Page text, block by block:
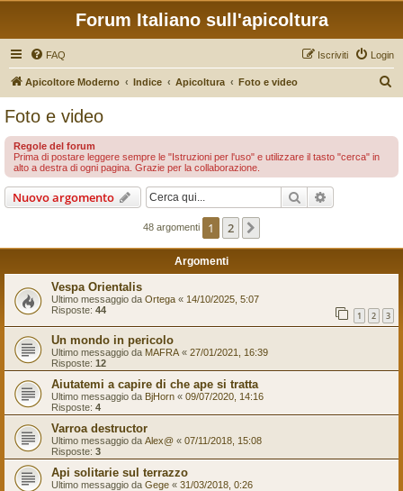
Forum Italiano sull'apicoltura
FAQ Login
Iscriviti
Apicoltore Moderno Indice Apicoltura Foto e video
Foto e video
Regole del forum
Prima di postare leggere sempre le "Istruzioni per l'uso" e utilizzare il tasto "cerca" in
alto a destra di ogni pagina. Grazie per la collaborazione.
Nuovo argomento Cerca
48 argomenti 1 2
Argomenti
Vespa Orientalis
Ultimo messaggio da Ortega « 14/10/2025, 5:07
Risposte: 44 1 2 3
Un mondo in pericolo
Ultimo messaggio da MAFRA « 27/01/2021, 16:39
Risposte: 12
Aiutatemi a capire di che ape si tratta
Ultimo messaggio da BjHorn « 09/07/2020, 14:16
Risposte: 4
Varroa destructor
Ultimo messaggio da Alex@ « 07/11/2018, 15:08
Risposte: 3
Api solitarie sul terrazzo
Ultimo messaggio da Gege « 31/03/2018, 0:26